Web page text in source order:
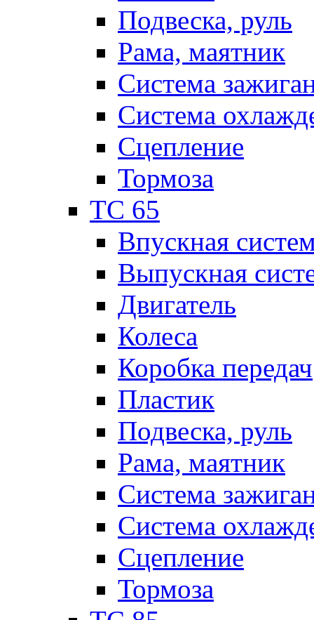
Подвеска, руль
Рама, маятник
Система
Система
Сцепление
Тормоза
TC 65
Впускная
Выпускная
Двигатель
Колеса
Коробка передач
Пластик
Подвеска, руль
Рама, маятник
Система
Система
Сцепление
Тормоза